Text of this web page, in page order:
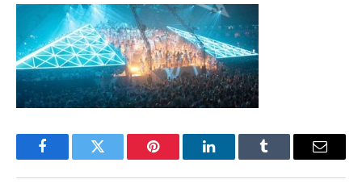
FacebookTwitter Pinterest LinkedInTumblr Email